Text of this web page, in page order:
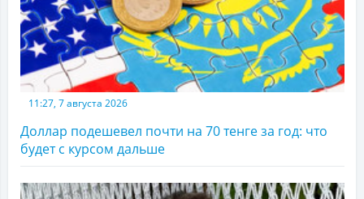
11:27, 7 августа 2026
Доллар подешевел почти на 70 тенге за год: что
будет с курсом дальше